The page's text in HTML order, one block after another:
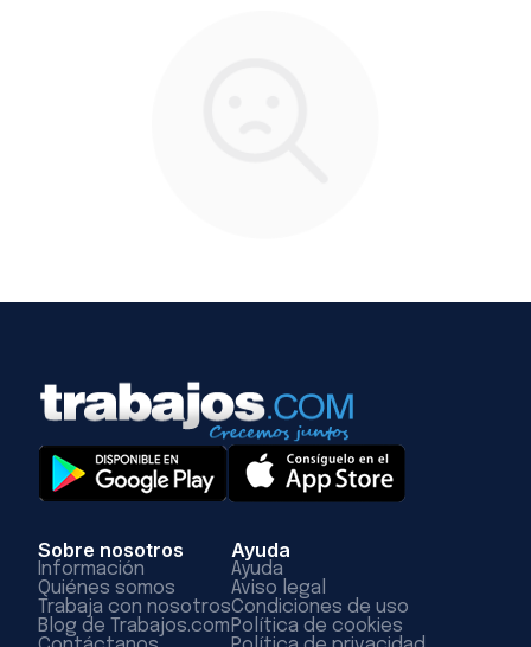
Sobre nosotros
Información
Quiénes somos
Trabaja con nosotros
Blog de Trabajos.com
Ayuda
Ayuda
Aviso legal
Condiciones de uso
Política de cookies